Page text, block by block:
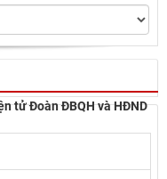
tử Đoàn ĐBQH và HĐND